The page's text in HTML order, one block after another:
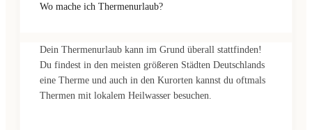
Wo mache ich Thermenurlaub?
Dein Thermenurlaub kann im Grund überall stattfinden!
Du findest in den meisten größeren Städten Deutschlands
eine Therme und auch in den Kurorten kannst du oftmals
Thermen mit lokalem Heilwasser besuchen.